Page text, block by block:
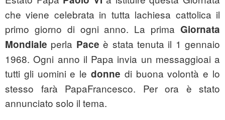
che viene celebrata in tutta lachiesa cattolica il
primo giorno di ogni anno. La prima Giornata
Mondiale perla Paceè stata tenuta il 1 gennaio
1968. Ogni anno il Papa invia un messaggioai a
tutti gli uomini e le donne di buona volontà e lo
stesso farà PapaFrancesco. Per ora è stato
annunciato solo il tema.